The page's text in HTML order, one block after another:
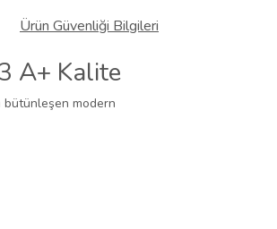
Ürün Güvenliği Bilgileri
A+ Kalite
bütünleşen modern